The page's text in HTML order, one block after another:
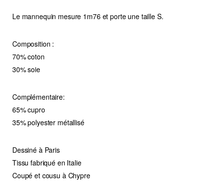
Le mannequin mesure 1m76 et porte une taille S.
Composition :
70% coton
30% soie
Complémentaire:
65% cupro
35% polyester métallisé
Dessiné à Paris
Tissu fabriqué en Italie
Coupé et cousu à Chypre